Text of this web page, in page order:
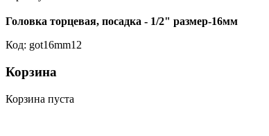
Головка торцевая, посадка - 1/2" размер-16мм
Код: got16mm12
Корзина
Корзина пуста